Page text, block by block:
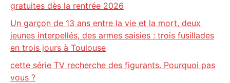
gratuites dès la rentrée 2026
Un garçon de 13 ans entre la vie et la mort, deux
jeunes interpellés, des armes saisies : trois fusillades
en trois jours à Toulouse
cette série TV recherche des figurants. Pourquoi pas
vous ?